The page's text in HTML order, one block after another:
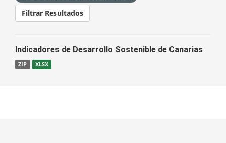
Filtrar Resultados
Indicadores de Desarrollo Sostenible de Canarias
ZIP XLSX